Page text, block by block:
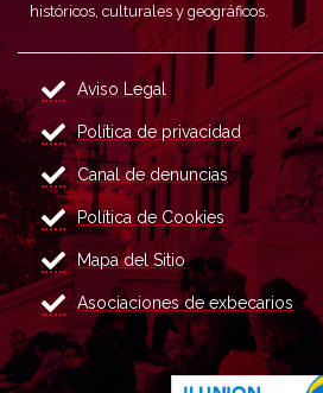
históricos, culturales y geográficos.
Aviso Legal
Política de privacidad
Canal de denuncias
Política de Cookies
Mapa del Sitio
Asociaciones de exbecarios